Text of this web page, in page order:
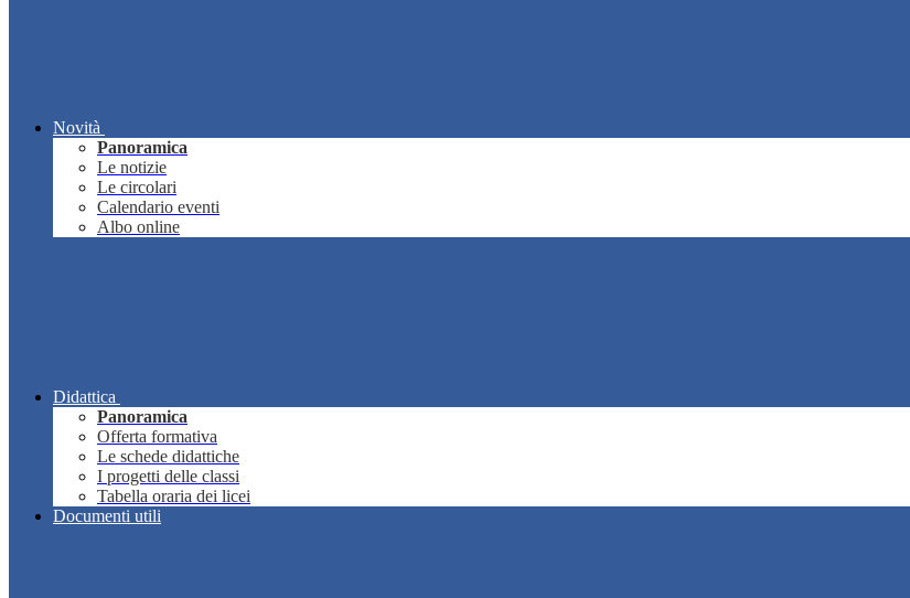
Novità
Panoramica
Le notizie
Le circolari
Calendario eventi
Albo online
Didattica
Panoramica
Offerta formativa
Le schede didattiche
I progetti delle classi
Tabella oraria dei licei
Documenti utili